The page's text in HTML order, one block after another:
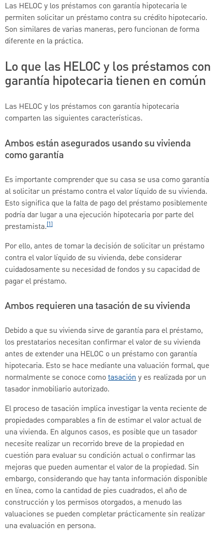
Las HELOC y los préstamos con garantía hipotecaria le
permiten solicitar un préstamo contra su crédito hipotecario.
Son similares de varias maneras, pero funcionan de forma
diferente en la práctica.
Lo que las HELOC y los préstamos con
garantía hipotecaria tienen en común
Las HELOC y los préstamos con garantía hipotecaria
comparten las siguientes características.
Ambos están asegurados usando su vivienda
como garantía
Es importante comprender que su casa se usa como garantía
al solicitar un préstamo contra el valor líquido de su vivienda.
Esto significa que la falta de pago del préstamo posiblemente
podría dar lugar a una ejecución hipotecaria por parte del
prestamista.[1]
Por ello, antes de tomar la decisión de solicitar un préstamo
contra el valor líquido de su vivienda, debe considerar
cuidadosamente su necesidad de fondos y su capacidad de
pagar el préstamo.
Ambos requieren una tasación de su vivienda
Debido a que su vivienda sirve de garantía para el préstamo,
los prestatarios necesitan confirmar el valor de su vivienda
antes de extender una HELOC o un préstamo con garantía
hipotecaria. Esto se hace mediante una valuación formal, que
normalmente se conoce comotasacióny es realizada por un
tasador inmobiliario autorizado.
El proceso de tasación implica investigar la venta reciente de
propiedades comparables a fin de estimar el valor actual de
una vivienda. En algunos casos, es posible que un tasador
necesite realizar un recorrido breve de la propiedad en
cuestión para evaluar su condición actual o confirmar las
mejoras que pueden aumentar el valor de la propiedad. Sin
embargo, considerando que hay tanta información disponible
en línea, como la cantidad de pies cuadrados, el año de
construcción y los permisos otorgados, a menudo las
valuaciones se pueden completar prácticamente sin realizar
una evaluación en persona.